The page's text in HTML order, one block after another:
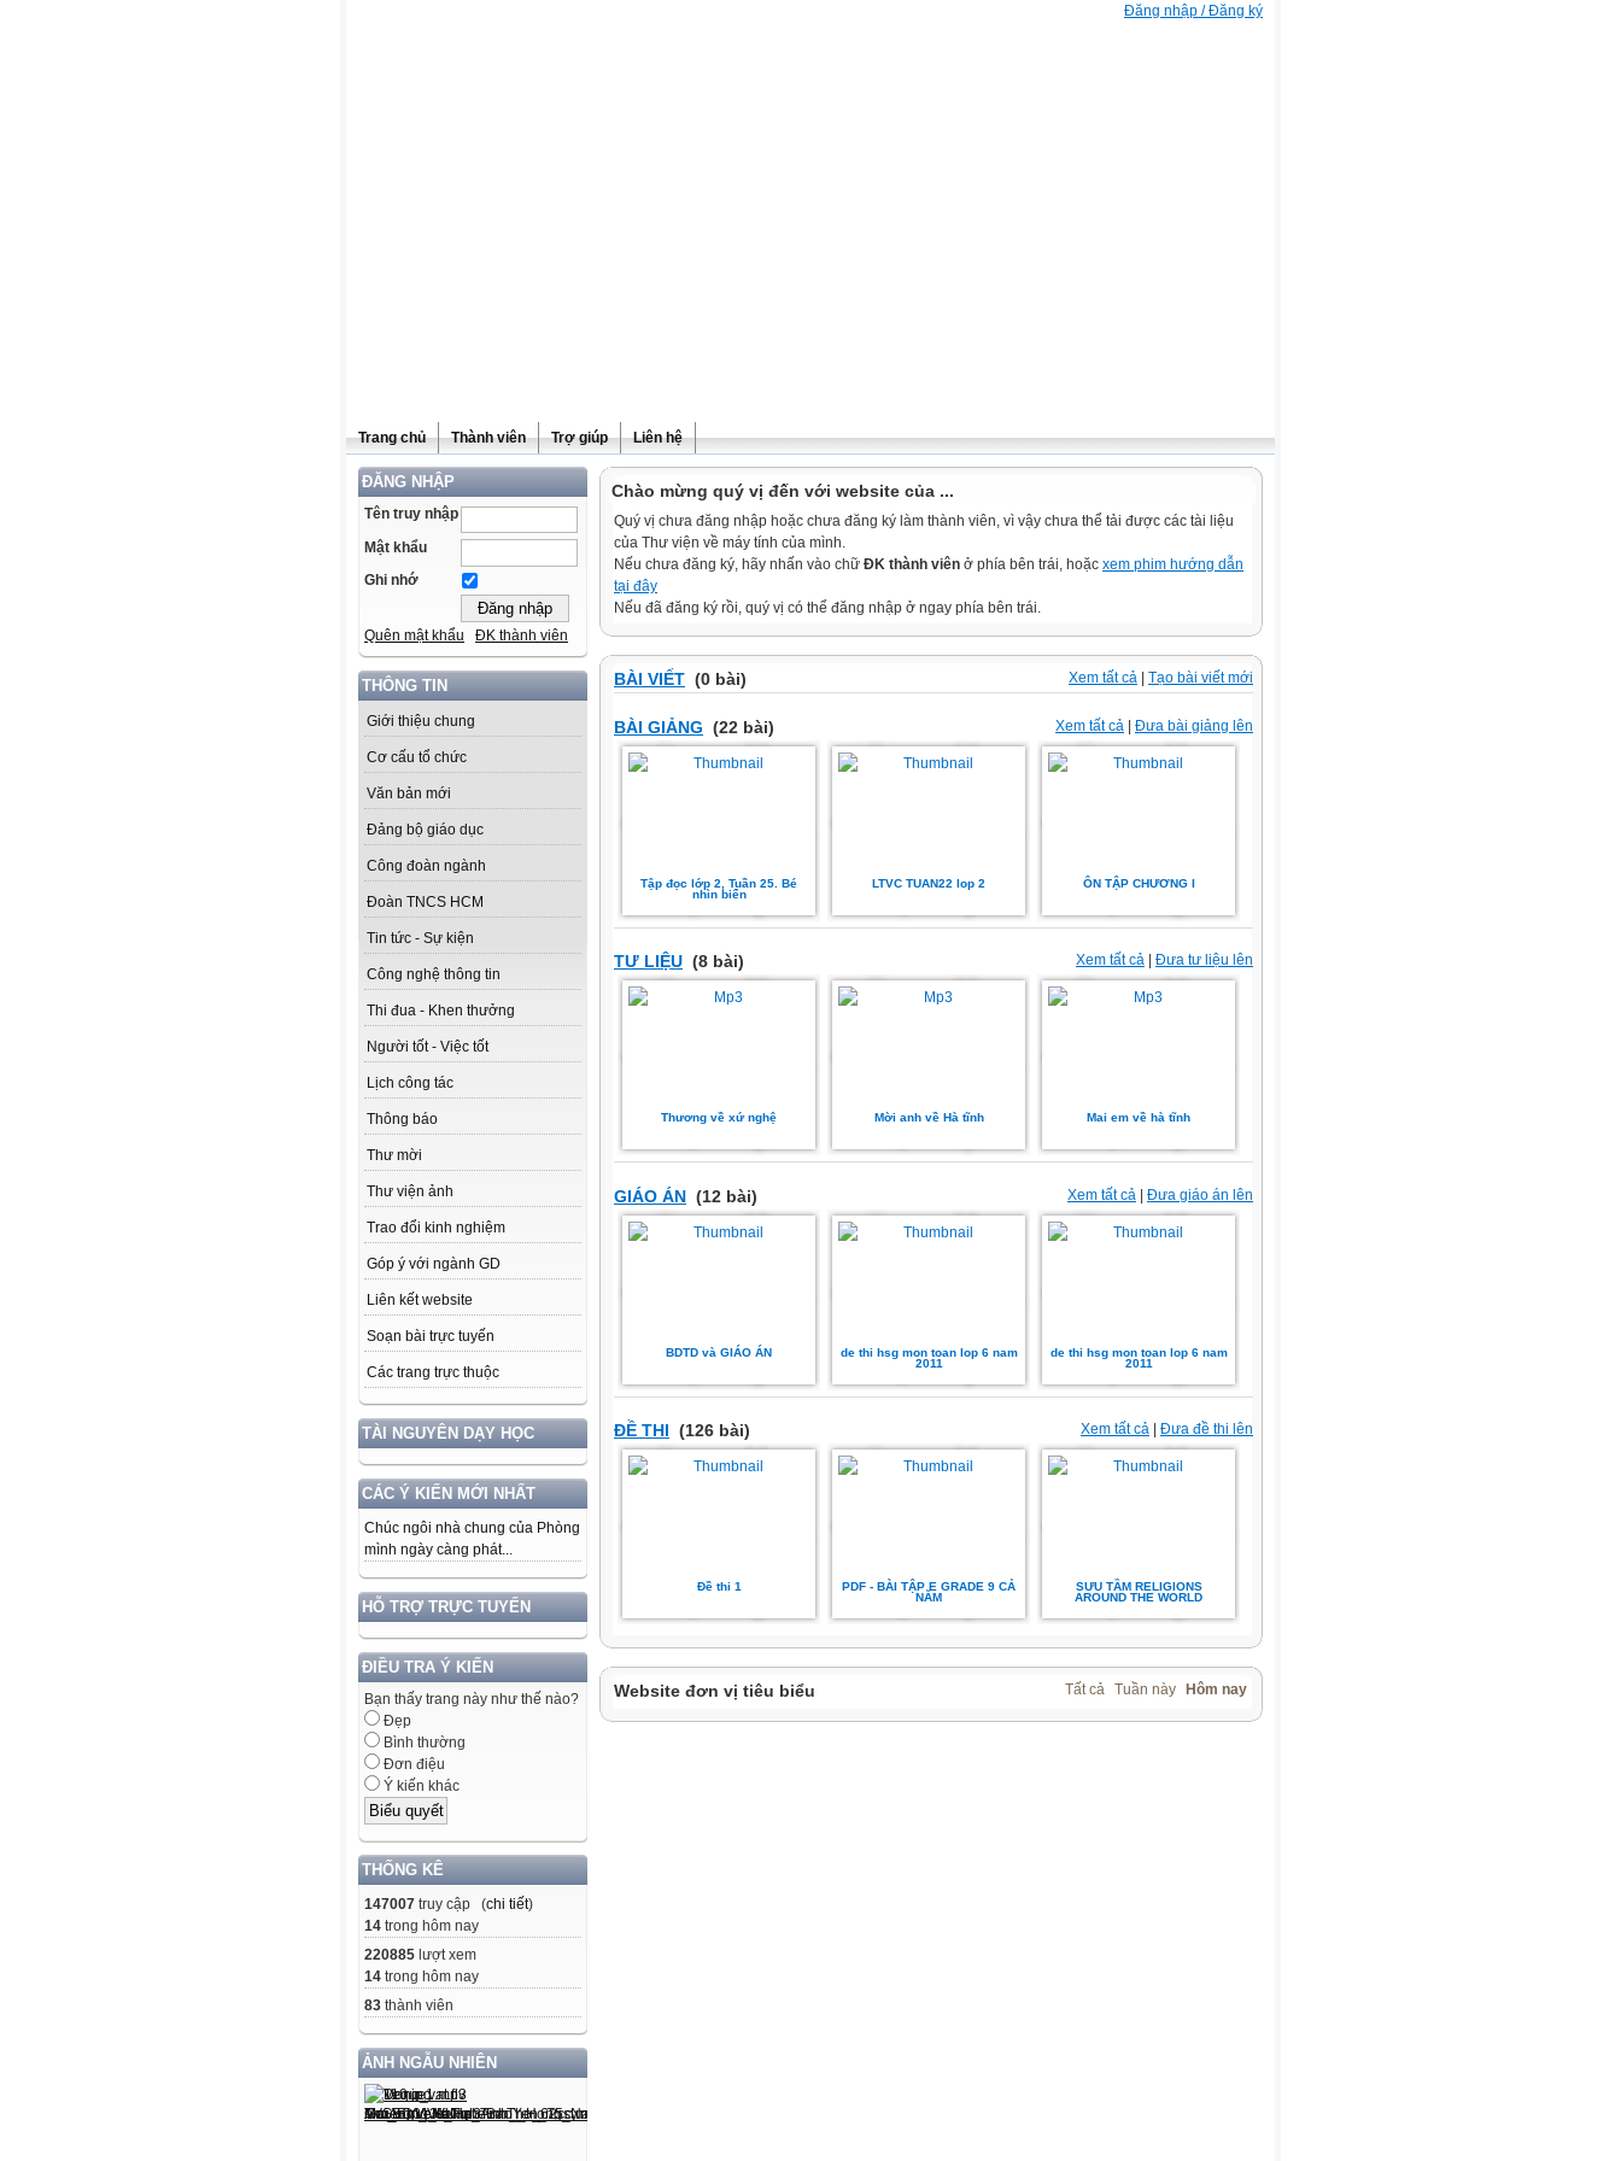
Đăng nhập / Đăng ký
Trang chủ Thành viên Trợ giúp Liên hệ
ĐĂNG NHẬP
Tên truy nhập
Mật khẩu
Ghi nhớ
Quên mật khẩu ĐK thành viên
THÔNG TIN
Giới thiệu chung
Cơ cấu tổ chức
Văn bản mới
Đảng bộ giáo dục
Công đoàn ngành
Đoàn TNCS HCM
Tin tức - Sự kiện
Công nghệ thông tin
Thi đua - Khen thưởng
Người tốt - Việc tốt
Lịch công tác
Thông báo
Thư mời
Thư viện ảnh
Trao đổi kinh nghiệm
Góp ý với ngành GD
Liên kết website
Soạn bài trực tuyến
Các trang trực thuộc
TÀI NGUYÊN DẠY HỌC
CÁC Ý KIẾN MỚI NHẤT
Chúc ngôi nhà chung của Phòng
mình ngày càng phát...
HỖ TRỢ TRỰC TUYẾN
ĐIỀU TRA Ý KIẾN
Bạn thấy trang này như thế nào?
Đẹp
Bình thường
Đơn điệu
Ý kiến khác
THỐNG KÊ
147007 truy cập (chi tiết)
14 trong hôm nay
220885 lượt xem
14 trong hôm nay
83 thành viên
ẢNH NGẪU NHIÊN
Chào mừng quý vị đến với website của ...
Quý vị chưa đăng nhập hoặc chưa đăng ký làm thành viên, vì vậy chưa thể tải được các tài liệu
của Thư viện về máy tính của mình.
Nếu chưa đăng ký, hãy nhấn vào chữ ĐK thành viên ở phía bên trái, hoặc xem phim hướng dẫn
tại đây
Nếu đã đăng ký rồi, quý vị có thể đăng nhập ở ngay phía bên trái.
Xem tất cả Tạo bài viết mới
BÀI VIẾT (0 bài)
Xem tất cả | Đưa bài giảng lên
BÀI GIẢNG (22 bài)
Tập đọc lớp 2, Tuần 25. Bé
nhìn biển
LTVC TUAN22 lop 2 ÔN TẬP CHƯƠNG I
Xem tất cả Đưa tư liệu lên
TƯ LIỆU (8 bài)
Thương về xứ nghệ Mời anh về Hà tĩnh Mai em về hà tĩnh
Xem tất cả | Đưa giáo án lên
GIÁO ÁN (12 bài)
BDTD và GIÁO ÁN
de thi hsg mon toan lop 6 nam
2011
de thi hsg mon toan lop 6 nam
2011
Xem tất cả Đưa đề thi lên
ĐỀ THI (126 bài)
Đề thi 1
PDF - BÀI TẬP E GRADE 9 CẢ
NĂM
SƯU TẦM RELIGIONS
AROUND THE WORLD
Tất cả Tuần này Hôm nay
Website đơn vị tiêu biểu